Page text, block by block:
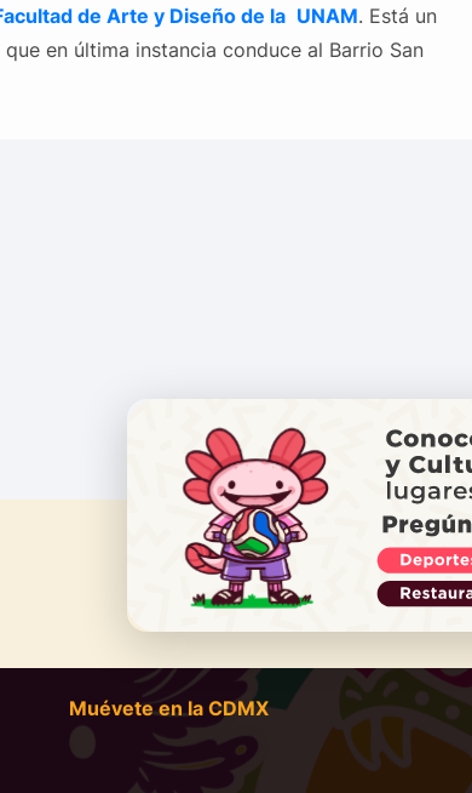
de Arte y Diseño de la UNAM. Está un
en última instancia conduce al Barrio San
Muévete en la CDMX